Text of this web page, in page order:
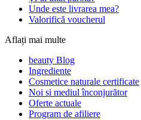
Unde este livrarea mea?
Valorifică voucherul
Aflați mai multe
beauty Blog
Ingrediente
Cosmetice naturale certificate
Noi si mediul înconjurător
Oferte actuale
Program de afiliere